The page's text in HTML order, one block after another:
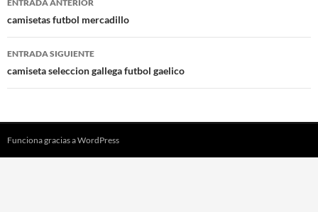
de
entradas
ENTRADA ANTERIOR
camisetas futbol mercadillo
ENTRADA SIGUIENTE
camiseta seleccion gallega futbol gaelico
Funciona gracias a WordPress